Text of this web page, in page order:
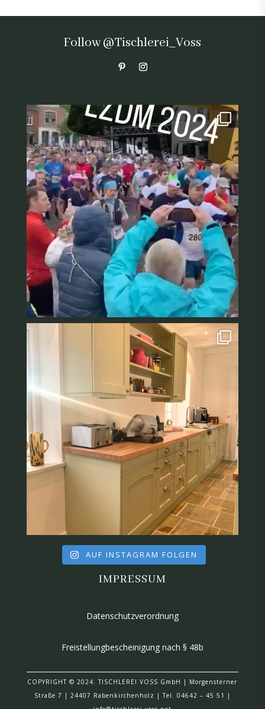
Follow @Tischlerei_Voss
AUF INSTAGRAM FOLGEN
IMPRESSUM
Datenschutzverordnung
Freistellungbescheinigung nach § 48b
COPYRIGHT © 2024. TISCHLEREI VOSS GmbH | Morgensterner
Straße 7 | 24407 Rabenkirchenholz |Tel. 04642 – 45 51 |